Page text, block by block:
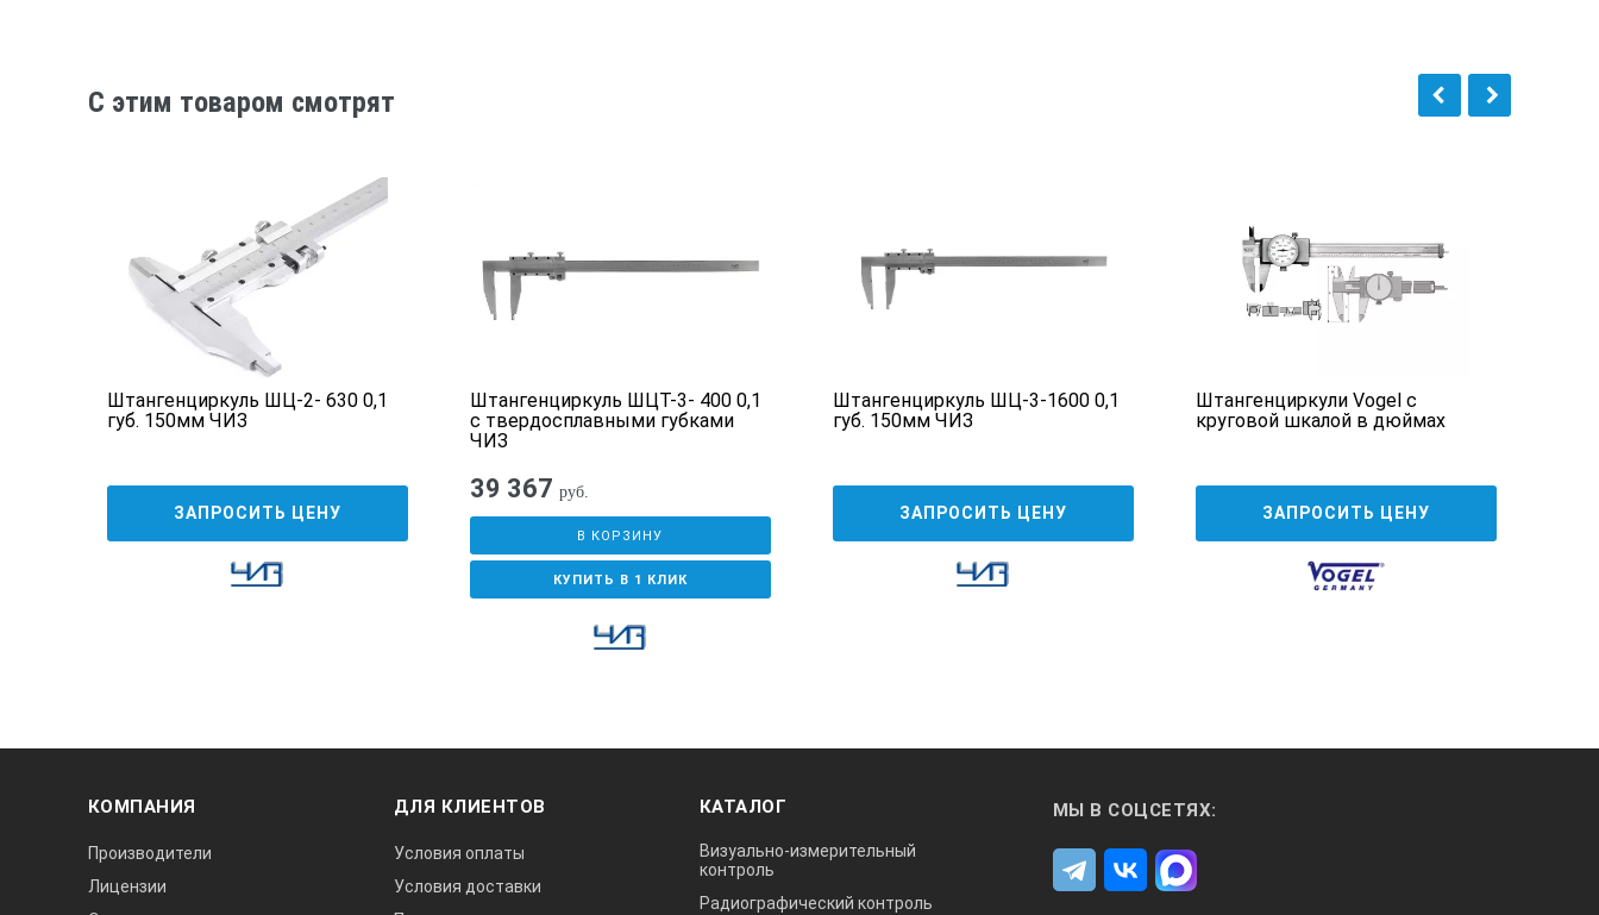
C этим товаром смотрят
Штангенциркуль ШЦ-2- 630 0,1
губ. 150мм ЧИЗ
ЗАПРОСИТЬ ЦЕНУ
Штангенциркуль ШЦТ-3- 400 0,1
с твердосплавными губками
ЧИЗ
39 367 руб.
В КОРЗИНУ
КУПИТЬ В 1 КЛИК
Штангенциркуль ШЦ-3-1600 0,1
губ. 150мм ЧИЗ
ЗАПРОСИТЬ ЦЕНУ
Штангенциркули Vogel с
круговой шкалой в дюймах
ЗАПРОСИТЬ ЦЕНУ
КОМПАНИЯ
Производители
Лицензии
ДЛЯ КЛИЕНТОВ
Условия оплаты
Условия доставки
КАТАЛОГ
Визуально-измерительный
контроль
Радиографический контроль
МЫ В СОЦСЕТЯХ: